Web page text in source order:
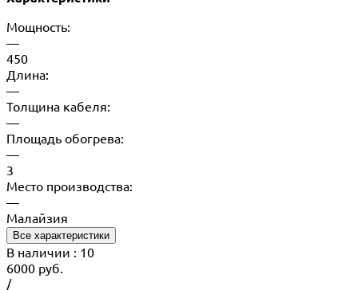
Мощность:
—
450
Длина:
—
Толщина кабеля:
—
Площадь обогрева:
—
3
Место производства:
—
Малайзия
Все характеристики
В наличии : 10
6000 руб.
/